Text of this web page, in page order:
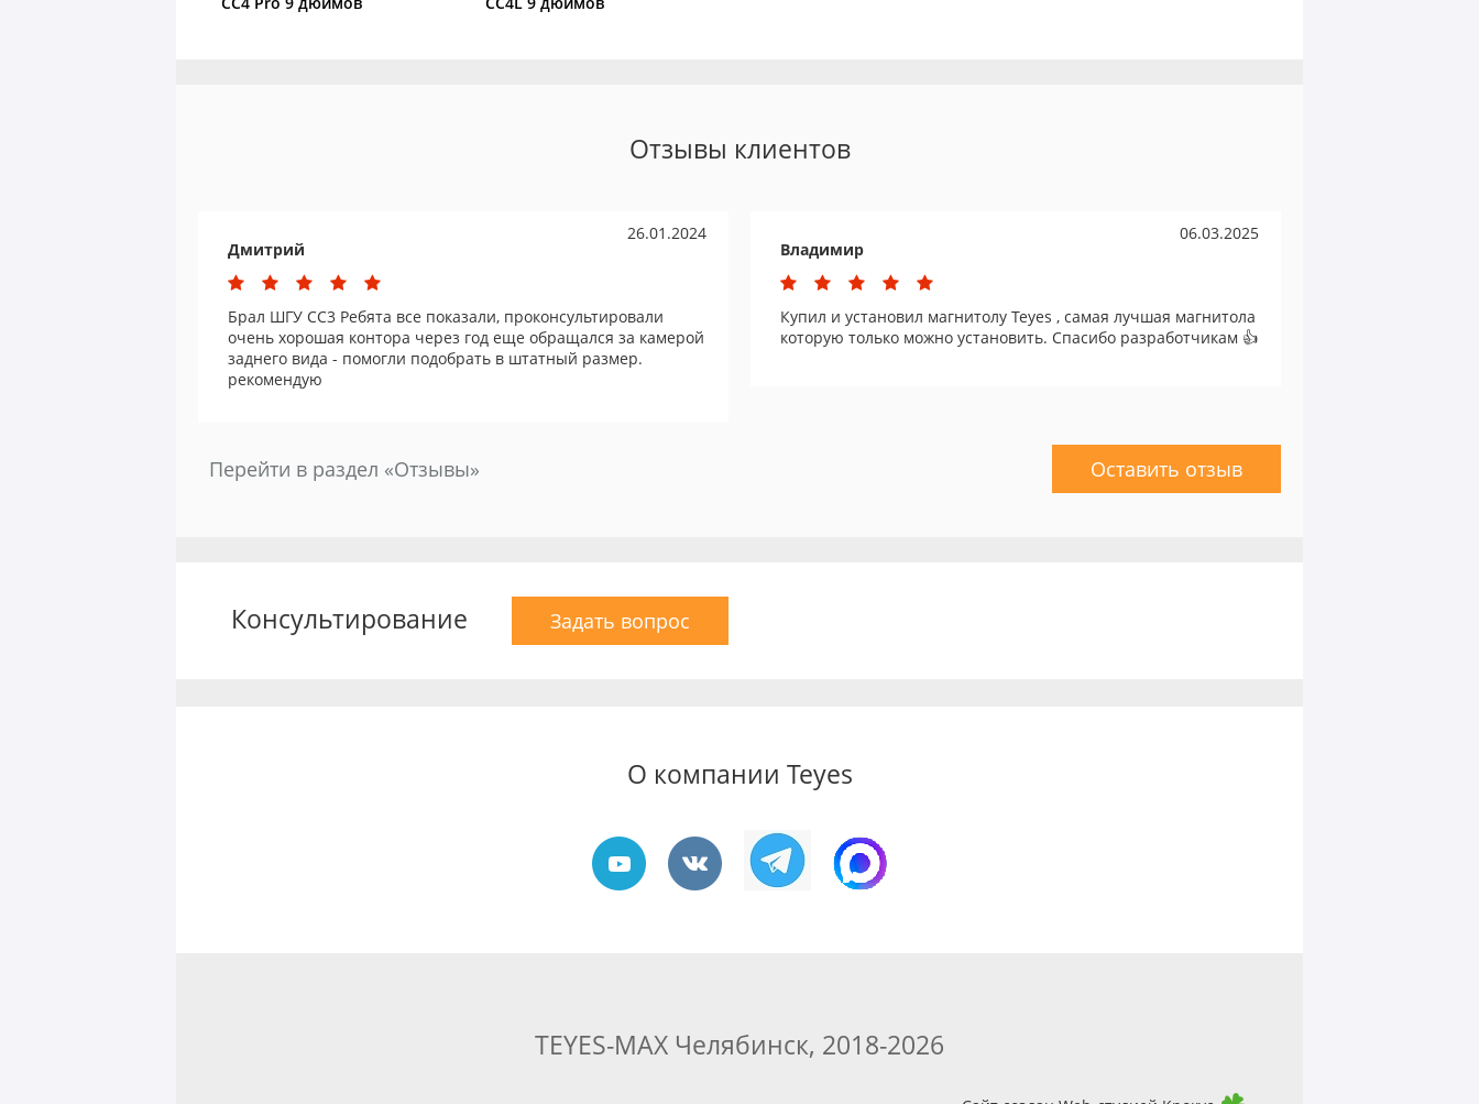
Отзывы клиентов
26.01.2024
Дмитрий
Брал ШГУ СС3 Ребята все показали, проконсультировали
очень хорошая контора через год еще обращался за камерой
заднего вида - помогли подобрать в штатный размер.
рекомендую
06.03.2025
Владимир
Купил и установил магнитолу Teyes , самая лучшая магнитола
которую только можно установить. Спасибо разработчикам 👍
Перейти в раздел «Отзывы» Оставить отзыв
Консультирование Задать вопрос
О компании Teyes
TEYES-MAX Челябинск, 2018-2026